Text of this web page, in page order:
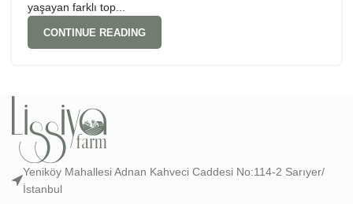
yaşayan farklı top...
CONTINUE READING
Yeniköy Mahallesi Adnan Kahveci Caddesi No:114-2 Sarıyer/
İstanbul